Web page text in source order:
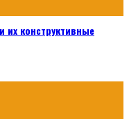
конструктивные